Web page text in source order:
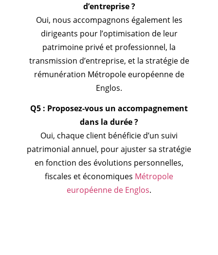
d’entreprise ?
Oui, nous accompagnons également les
dirigeants pour l’optimisation de leur
patrimoine privé et professionnel, la
transmission d’entreprise, et la stratégie de
rémunération Métropole européenne de
Englos.
Q5 : Proposez-vous un accompagnement
dans la durée ?
Oui, chaque client bénéficie d’un suivi
patrimonial annuel, pour ajuster sa stratégie
en fonction des évolutions personnelles,
fiscales et économiques Métropole
européenne de Englos.